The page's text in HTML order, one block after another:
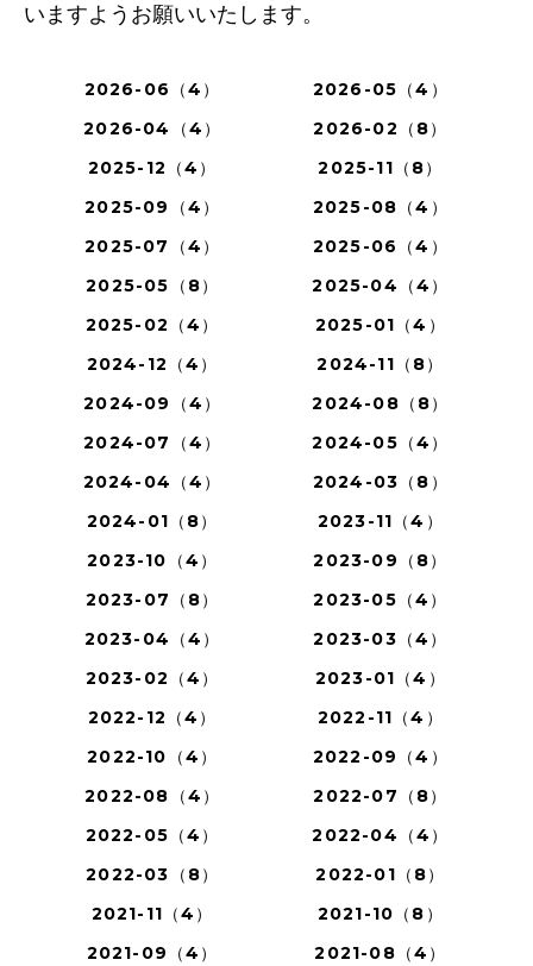
いますようお願いいたします。
2026-06（4）
2026-05（4）
2026-04（4）
2026-02（8）
2025-12（4）
2025-11（8）
2025-09（4）
2025-08（4）
2025-07（4）
2025-06（4）
2025-05（8）
2025-04（4）
2025-02（4）
2025-01（4）
2024-12（4）
2024-11（8）
2024-09（4）
2024-08（8）
2024-07（4）
2024-05（4）
2024-04（4）
2024-03（8）
2024-01（8）
2023-11（4）
2023-10（4）
2023-09（8）
2023-07（8）
2023-05（4）
2023-04（4）
2023-03（4）
2023-02（4）
2023-01（4）
2022-12（4）
2022-11（4）
2022-10（4）
2022-09（4）
2022-08（4）
2022-07（8）
2022-05（4）
2022-04（4）
2022-03（8）
2022-01（8）
2021-11（4）
2021-10（8）
2021-09（4）
2021-08（4）